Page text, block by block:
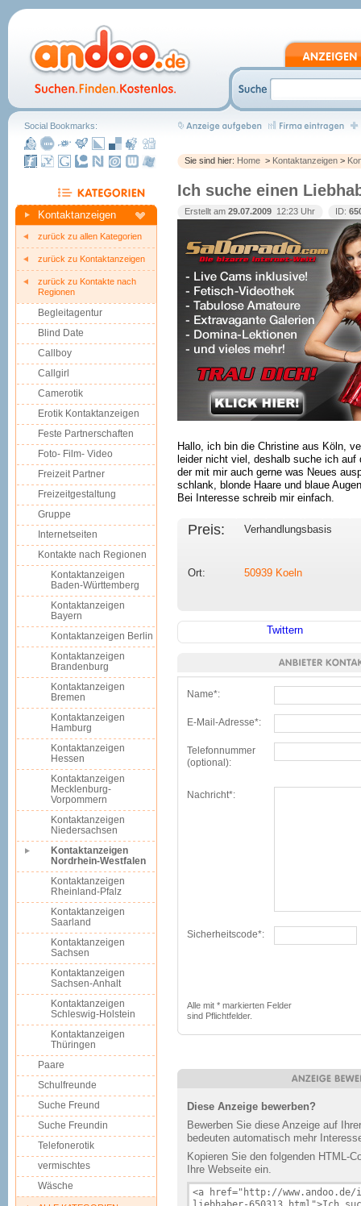
Sie sind hier: Home > Kontaktanzeigen >
Ich suche einen
Erstellt am 29.07.2009  12:23 Uhr ID:
Hallo, ich bin die Christine aus Köln,
leider nicht viel, deshalb suche ich auf
der mit mir auch gerne was Neues
schlank, blonde Haare und blaue
Bei Interesse schreib mir einfach.
Preis: Verhandlungsbasis
Ort: 50939 Koeln
Twittern
Name*:
E-Mail-Adresse*:
Telefonnummer
(optional):
Nachricht*:
Sicherheitscode*:
Alle mit * markierten Felder
sind Pflichtfelder.
Diese Anzeige bewerben?
Bewerben Sie diese Anzeige auf
bedeuten automatisch mehr
Kopieren Sie den folgenden HTML-
Ihre Webseite ein.
Social Bookmarks:
Kontaktanzeigen
zurück zu allen Kategorien
zurück zu Kontaktanzeigen
zurück zu Kontakte nach
Regionen
Begleitagentur
Blind Date
Callboy
Callgirl
Camerotik
Erotik Kontaktanzeigen
Feste Partnerschaften
Foto- Film- Video
Freizeit Partner
Freizeitgestaltung
Gruppe
Internetseiten
Kontakte nach Regionen
Kontaktanzeigen
Baden-Württemberg
Kontaktanzeigen
Bayern
Kontaktanzeigen Berlin
Kontaktanzeigen
Brandenburg
Kontaktanzeigen
Bremen
Kontaktanzeigen
Hamburg
Kontaktanzeigen
Hessen
Kontaktanzeigen
Mecklenburg-
Vorpommern
Kontaktanzeigen
Niedersachsen
Kontaktanzeigen
Nordrhein-Westfalen
Kontaktanzeigen
Rheinland-Pfalz
Kontaktanzeigen
Saarland
Kontaktanzeigen
Sachsen
Kontaktanzeigen
Sachsen-Anhalt
Kontaktanzeigen
Schleswig-Holstein
Kontaktanzeigen
Thüringen
Paare
Schulfreunde
Suche Freund
Suche Freundin
Telefonerotik
vermischtes
Wäsche